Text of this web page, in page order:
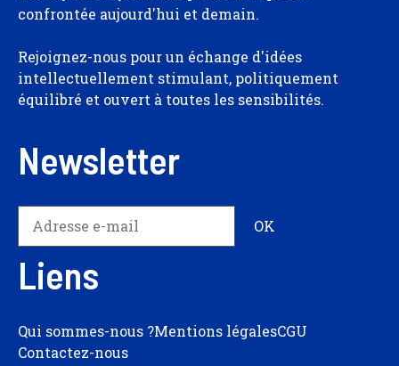
confrontée aujourd'hui et demain.
Rejoignez-nous pour un échange d'idées
intellectuellement stimulant, politiquement
équilibré et ouvert à toutes les sensibilités.
Newsletter
Liens
Qui sommes-nous ?Mentions légalesCGU
Contactez-nous